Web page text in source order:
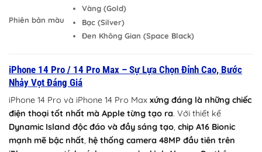
Phiên bản màu
Vàng (Gold)
Bạc (Silver)
Đen Không Gian (Space Black)
iPhone 14 Pro / 14 Pro Max – Sự Lựa Chọn Đỉnh Cao, Bước
Nhảy Vọt Đáng Giá
iPhone 14 Pro và iPhone 14 Pro Max xứng đáng là những chiếc
điện thoại tốt nhất mà Apple từng tạo ra. Với thiết kế
Dynamic Island độc đáo và đầy sáng tạo, chip A16 Bionic
mạnh mẽ bậc nhất, hệ thống camera 48MP đầu tiên trên